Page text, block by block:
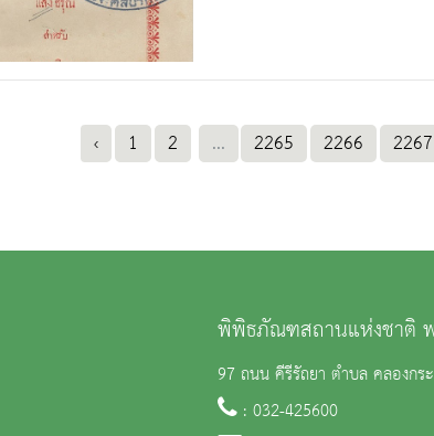
‹ 1 2 ... 2265 2266 2267
พิพิธภัณฑสถานแห่งชาติ
97 ถนน คีรีรัถยา ตำบล คลองกร
: 032-425600